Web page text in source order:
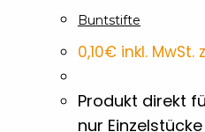
Buntstifte
0,10€ inkl. MwSt.
Produkt direkt
nur